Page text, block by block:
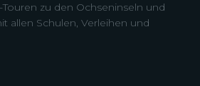
zu den Ochseninseln und
allen Schulen, Verleihen und